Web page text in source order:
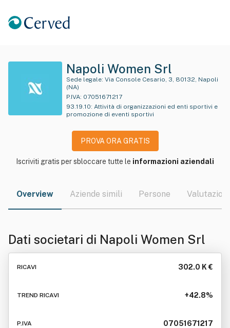
Napoli Women Srl
Sede legale:
(NA)
P.IVA: 07051671217
93.19.10: Attività di organizzazioni ed enti sportivi e
promozione di eventi sportivi
PROVA ORA GRATIS
Iscriviti gratis per sbloccare tutte le informazioni aziendali
Overview Aziende simili Persone Valutazioni
Dati societari di Napoli Women Srl
RICAVI 302.0 K €
TREND RICAVI +42.8%
P.IVA 07051671217